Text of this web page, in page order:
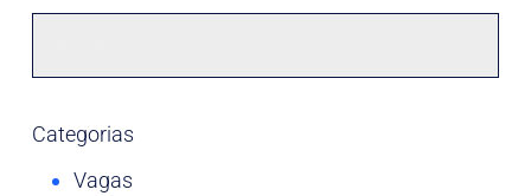
Categorias
Vagas